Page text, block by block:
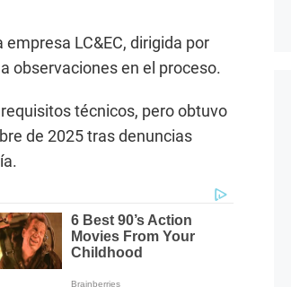
LC&EC, dirigida por
observaciones en el proceso.
técnicos, pero obtuvo
de 2025 tras denuncias